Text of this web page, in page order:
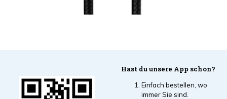
Hast du unsere App schon?
Einfach bestellen, wo
immer Sie sind.